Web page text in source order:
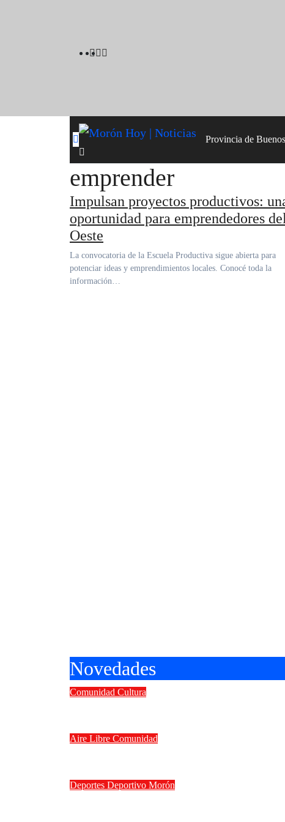
Provincia de
emprender
Impulsan proyectos productivos:
oportunidad para emprendedores
Oeste
La convocatoria de la Escuela Productiva sigue abierta para
potenciar ideas y emprendimientos locales. Conocé toda la
información…
Novedades
Comunidad Cultura
Aire Libre Comunidad
Deportes Deportivo Morón